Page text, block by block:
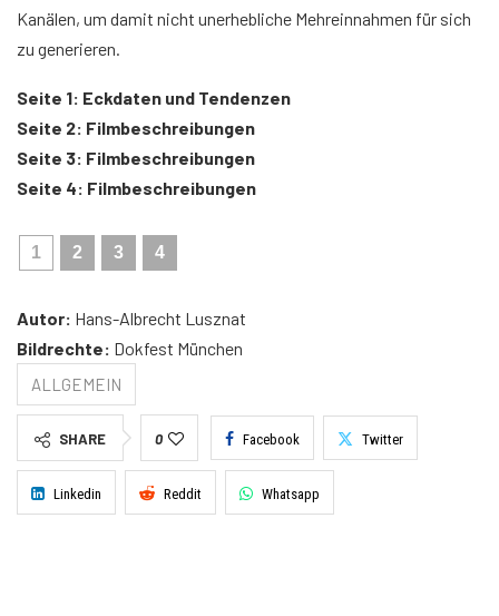
Kanälen, um damit nicht unerhebliche Mehreinnahmen für sich
zu generieren.
Seite 1: Eckdaten und Tendenzen
Seite 2: Filmbeschreibungen
Seite 3: Filmbeschreibungen
Seite 4: Filmbeschreibungen
1 2 3 4
Autor: Hans-Albrecht Lusznat
Bildrechte: Dokfest München
ALLGEMEIN
SHARE 0 Facebook Twitter
Linkedin Reddit Whatsapp